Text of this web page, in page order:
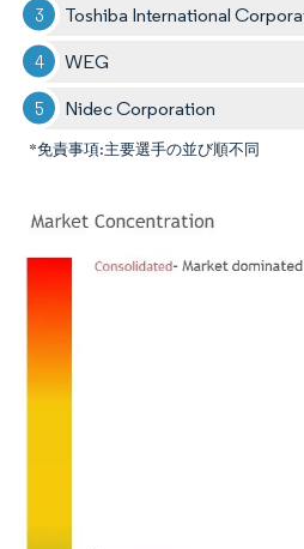
Toshiba International
WEG
Nidec Corporation
*免責事項:主要選手の並び順不同